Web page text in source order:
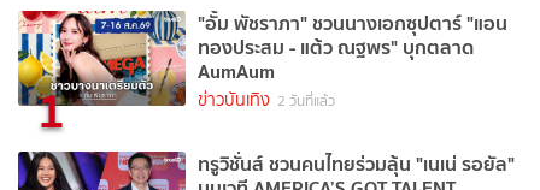
1
"อั้ม พัชราภา" ชวนนางเอกซุปตาร์ "แอน
ทองประสม - แต้ว ณฐพร" บุกตลาด
AumAum
ข่าวบันเทิง 2 วันที่แล้ว
ทรูวิชั่นส์ ชวนคนไทยร่วมลุ้น "เนเน่ รอยัล"